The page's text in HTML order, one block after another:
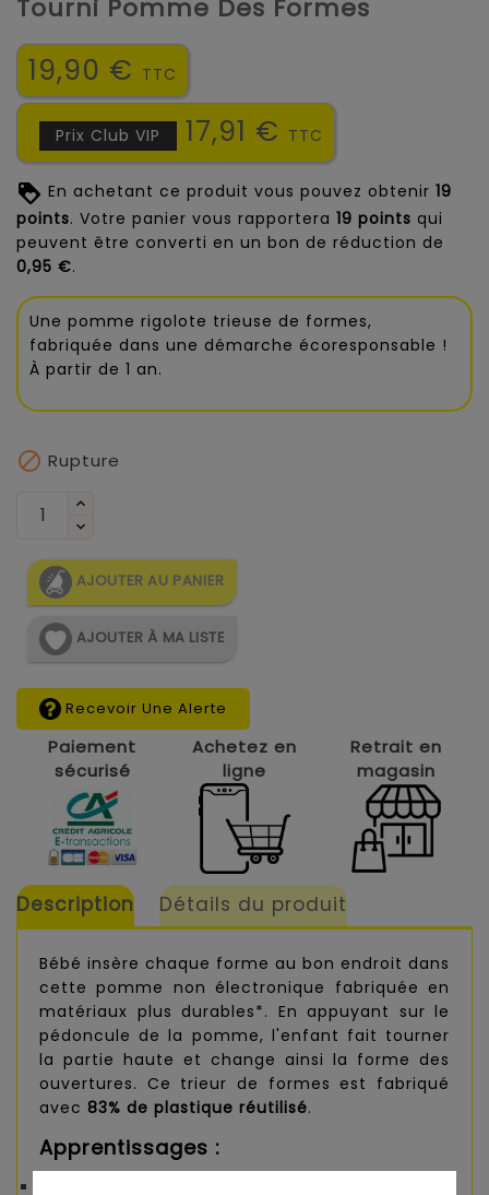
Tourni Pomme Des Formes
19,90 € TTC
Prix Club VIP 17,91 € TTC
En achetant ce produit vous pouvez obtenir 19
points. Votre panier vous rapportera 19 points qui
peuvent être converti en un bon de réduction de
0,95 €.
Une pomme rigolote trieuse de formes,
fabriquée dans une démarche écoresponsable !
À partir de 1 an.
 Rupture
AJOUTER AU PANIER
AJOUTER À MA LISTE
Recevoir Une Alerte
Paiement
sécurisé
Achetez en
ligne
Retrait en
magasin
Description Détails du produit
Bébé insère chaque forme au bon endroit dans
cette pomme non électronique fabriquée en
matériaux plus durables*. En appuyant sur le
pédoncule de la pomme, l'enfant fait tourner
la partie haute et change ainsi la forme des
ouvertures. Ce trieur de formes est fabriqué
avec 83% de plastique réutilisé.
Apprentissages :